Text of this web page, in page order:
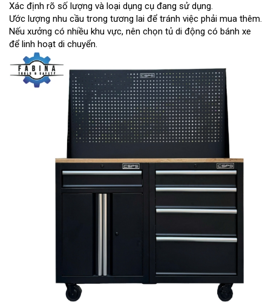
Xác định rõ số lượng và loại dụng cụ đang sử dụng.
Ước lượng nhu cầu trong tương lai để tránh việc phải mua thêm.
Nếu xưởng có nhiều khu vực, nên chọn tủ di động có bánh xe
để linh hoạt di chuyển.